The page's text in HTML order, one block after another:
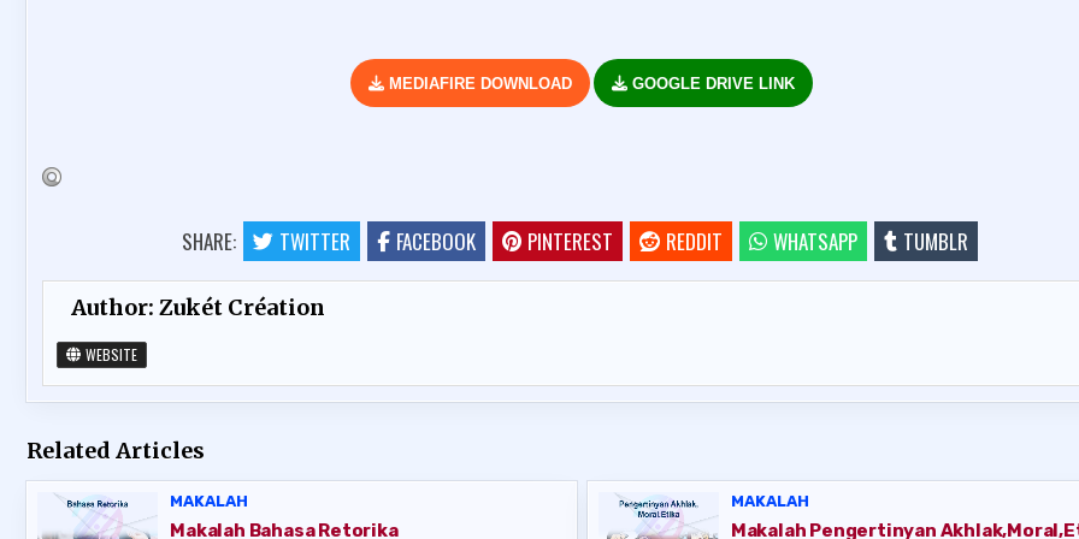
MEDIAFIRE DOWNLOAD GOOGLE DRIVE LINK
SHARE: TWITTER FACEBOOK PINTEREST REDDIT WHATSAPP TUMBLR
Author:Zukét Création
WEBSITE
Related Articles
MAKALAH
Makalah Bahasa Retorika
MAKALAH
Makalah Pengertinyan